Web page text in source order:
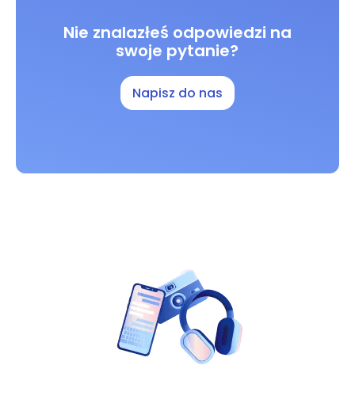
Nie znalazłeś odpowiedzi na
swoje pytanie?
Napisz do nas